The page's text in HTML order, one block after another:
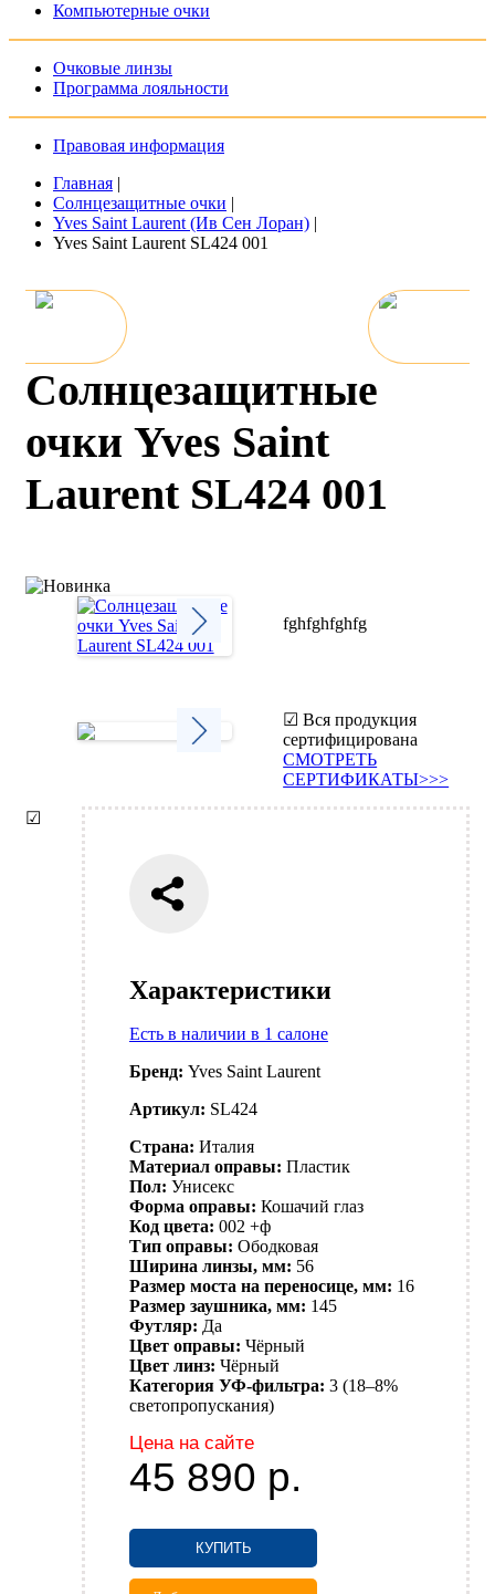
Компьютерные очки
Очковые линзы
Программа лояльности
Правовая информация
Главная |
Солнцезащитные очки |
Yves Saint Laurent (Ив Сен Лоран) |
Yves Saint Laurent SL424 001
Солнцезащитные
очки Yves Saint
Laurent SL424 001
Характеристики
Есть в наличии в 1 салоне
Бренд: Yves Saint Laurent
Артикул: SL424
Страна: Италия
Материал оправы: Пластик
Пол: Унисекс
Форма оправы: Кошачий глаз
Код цвета: 002 +ф
Тип оправы: Ободковая
Ширина линзы, мм: 56
Размер моста на переносице, мм: 16
Размер заушника, мм: 145
Футляр: Да
Цвет оправы: Чёрный
Цвет линз: Чёрный
Категория УФ-фильтра: 3 (18–8%
светопропускания)
Цена на сайте
45 890 р.
КУПИТЬ
fghfghfghfg
☑ Вся продукция
сертифицирована
СМОТРЕТЬ
СЕРТИФИКАТЫ>>>
☑